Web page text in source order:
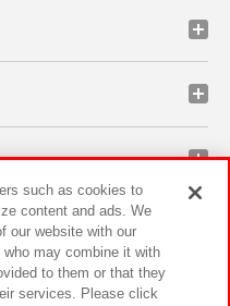
such as cookies to
content and ads. We
our website with our
may combine it with
to them or that they
services. Please click